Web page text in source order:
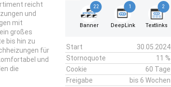
reicht
und
mit
großes
bis hin zu
für
und
die
22
Banner
1
DeepLink
2
Textlinks
Start
30.05.2024
Stornoquote
11 %
Cookie
60 Tage
Freigabe
bis 6 Wochen